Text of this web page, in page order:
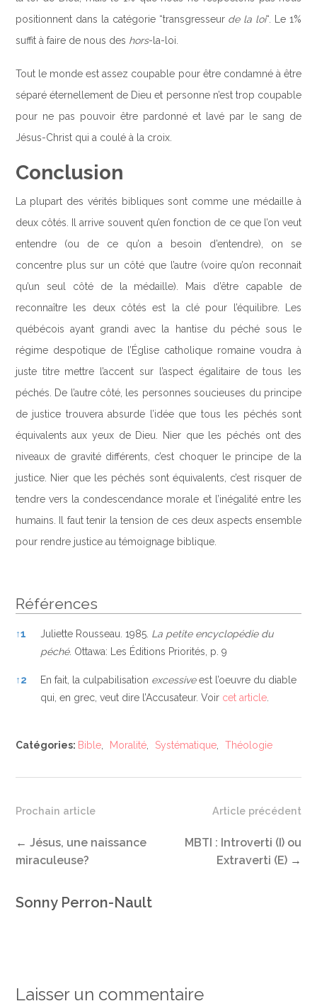
positionnent dans la catégorie “transgresseur de la loi“. Le 1%
suffit à faire de nous des hors-la-loi.
Tout le monde est assez coupable pour être condamné à être
séparé éternellement de Dieu et personne n’est trop coupable
pour ne pas pouvoir être pardonné et lavé par le sang de
Jésus-Christ qui a coulé à la croix.
Conclusion
La plupart des vérités bibliques sont comme une médaille à
deux côtés. Il arrive souvent qu’en fonction de ce que l’on veut
entendre (ou de ce qu’on a besoin d’entendre), on se
concentre plus sur un côté que l’autre (voire qu’on reconnait
qu’un seul côté de la médaille). Mais d’être capable de
reconnaître les deux côtés est la clé pour l’équilibre. Les
québécois ayant grandi avec la hantise du péché sous le
régime despotique de l’Église catholique romaine voudra à
juste titre mettre l’accent sur l’aspect égalitaire de tous les
péchés. De l’autre côté, les personnes soucieuses du principe
de justice trouvera absurde l’idée que tous les péchés sont
équivalents aux yeux de Dieu. Nier que les péchés ont des
niveaux de gravité différents, c’est choquer le principe de la
justice. Nier que les péchés sont équivalents, c’est risquer de
tendre vers la condescendance morale et l’inégalité entre les
humains. Il faut tenir la tension de ces deux aspects ensemble
pour rendre justice au témoignage biblique.
Références
Références
↑1 Juliette Rousseau. 1985. La petite encyclopédie du
péché. Ottawa: Les Éditions Priorités, p. 9
↑2 En fait, la culpabilisation excessiveest l’oeuvre du diable
qui, en grec, veut dire l’Accusateur. Voir cet article.
Catégories: Bible, Moralité, Systématique, Théologie
Article précédent
MBTI : Introverti (I) ou
Extraverti (E) →
Prochain article
← Jésus, une naissance
miraculeuse?
Sonny Perron-Nault
Laisser un commentaire